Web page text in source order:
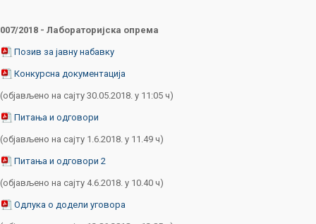
007/2018 - Лабораторијска опрема
Позив за јавну набавку
Конкурсна документација
(објављено на сајту 30.05.2018. у 11:05 ч)
Питања и одговори
(објављено на сајту 1.6.2018. у 11.49 ч)
Питања и одговори 2
(објављено на сајту 4.6.2018. у 10.40 ч)
Одлука о додели уговора